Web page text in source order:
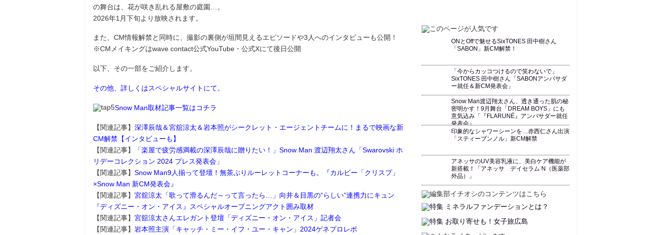
の舞台は、花が咲き乱れる屋敷の庭園…。
2026年1月下旬より放映されます。
また、CM情報解禁と同時に、撮影の裏側が垣間見えるエピソードや3人へのインタビューも公開！
※CMメイキングはwave contact公式YouTube・公式Xにて後日公開
以下、その一部をご紹介します。
その他、詳しくはスペシャルサイトにて。
Snow Man取材記事一覧はコチラ
【関連記事】 深澤辰哉＆宮舘涼太＆岩本照がシークレット・エージェントチームに！まるで映画な新
CM解禁【インタビューも】
【関連記事】
「楽屋で疲労感満載の深澤辰哉に贈りたい！」Snow Man 渡辺翔太さん「Swarovski ホ
リデーコレクション 2024 プレス発表会」
【関連記事】 Snow Man9人揃って登壇！無茶ぶりルーレットコーナーも。『カルビー「クリスプ」
×Snow Man 新CM発表会』
【関連記事】 宮舘涼太「歌って滑るんだ～って言ったら…」向井＆目黒の“らしい”連携力にキュン
『ディズニー・オン・アイス』スペシャルオープニングアクト囲み取材
【関連記事】 宮舘涼太さんエレガント登壇「ディズニー・オン・アイス」記者会
【関連記事】 岩本照主演「キャッチ・ミー・イフ・ユー・キャン」2024ゲネプロレポ
ONとOffで魅せるSixTONES 田中樹さん
「SABON」新CM解禁！
「今からカッコつけるので笑わないで」
SixTONES 田中樹さん「SABONアンバサダ
ー就任＆新CM発表会」
Snow Man渡辺翔太さん、透き通った肌の秘
密明かす！9月舞台「DREAM BOYS」にも
意気込み「『FLARUNÉ』アンバサダー就任
発表会』
印象的なシャワーシーンを…赤西仁さん出演
「スティーブンノル」新CM解禁
アネッサのUV美容乳液に、美白ケア機能が
新搭載！「アネッサ デイセラム N（医薬部
外品）」